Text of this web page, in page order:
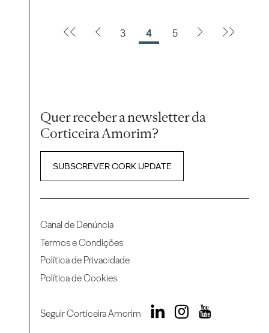
3 4 5
Quer receber a newsletter da
Corticeira Amorim?
SUBSCREVER CORK UPDATE
Canal de Denúncia
Termos e Condições
Política de Privacidade
Política de Cookies
Seguir Corticeira Amorim